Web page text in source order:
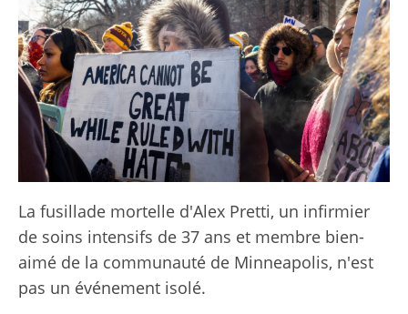
La fusillade mortelle d'Alex Pretti, un infirmier
de soins intensifs de 37 ans et membre bien-
aimé de la communauté de Minneapolis, n'est
pas un événement isolé.